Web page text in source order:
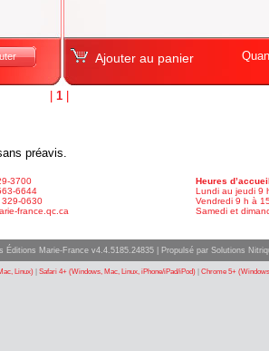
Ajouter au panier
1
préavis.
3700
6644
329-0630
france.qc.ca
Heures d’accueil
Lundi au jeudi 9
Vendredi 9 h à
Samedi et
Éditions Marie-France v4.4.5185.24835 | Propulsé par Solutions
Linux) Safari 4+ (Windows, Mac, Linux, iPhone/iPad/iPod) Chrome 5+